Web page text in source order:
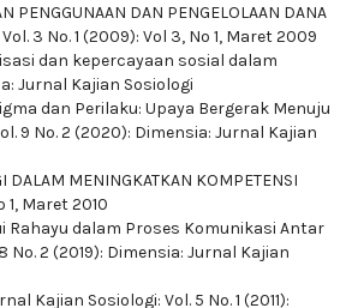
PENGGUNAAN DAN PENGELOLAAN DANA
3 No. 1 (2009): Vol 3, No 1, Maret 2009
dan kepercayaan sosial dalam
Jurnal Kajian Sosiologi
dan Perilaku: Upaya Bergerak Menuju
9 No. 2 (2020): Dimensia: Jurnal Kajian
DALAM MENINGKATKAN KOMPETENSI
1, Maret 2010
Rahayu dalam Proses Komunikasi Antar
No. 2 (2019): Dimensia: Jurnal Kajian
Kajian Sosiologi: Vol. 5 No. 1 (2011):